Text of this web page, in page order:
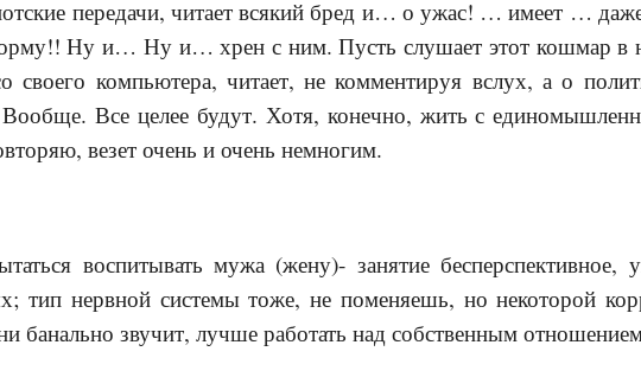
передачи, читает всякий бред и… о ужас! … имеет …
Ну и… Ну и… хрен с ним. Пусть слушает этот кошмар в
своего компьютера, читает, не комментируя вслух, а о
Вообще. Все целее будут. Хотя, конечно, жить с
везет очень и очень немногим.
воспитывать мужа (жену)- занятие бесперспективное,
тип нервной системы тоже, не поменяешь, но некоторой
банально звучит, лучше работать над собственным